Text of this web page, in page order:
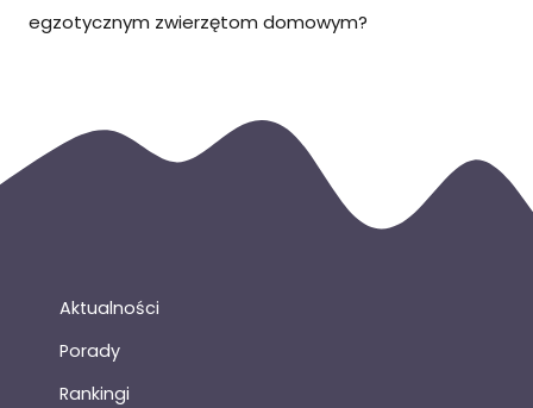
egzotycznym zwierzętom domowym?
Aktualności
Porady
Rankingi